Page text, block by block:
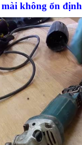
không ổn định